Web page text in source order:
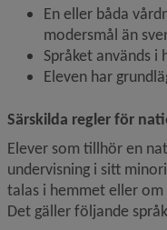
En eller båda
modersmål än
Språket används i
Eleven har
Särskilda regler för
Elever som tillhör en
undervisning i sitt
talas i hemmet eller om
Det gäller följande